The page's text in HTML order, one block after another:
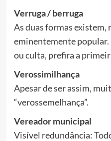
Verruga / berruga
As duas formas existem,
eminentemente
ou culta, prefira a
Verossimilhança
Apesar de ser assim,
“verossemelhança”.
Vereador municipal
Visível redundância: